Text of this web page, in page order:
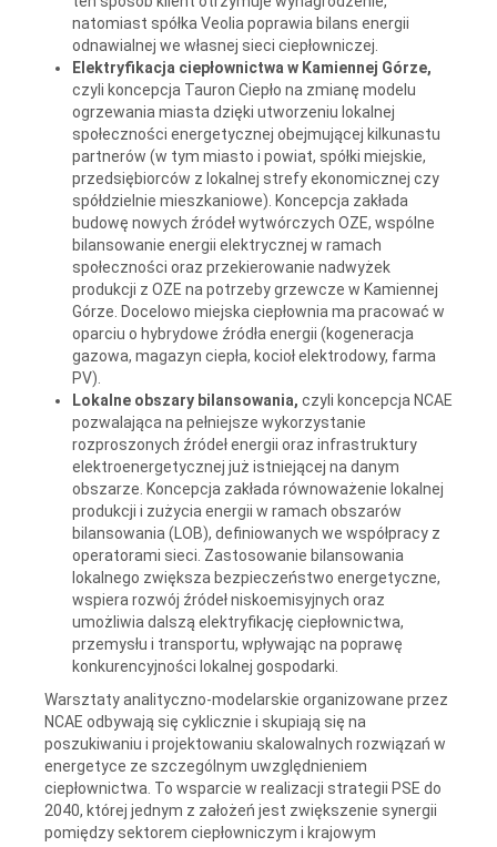
natomiast spółka Veolia poprawia bilans energii
odnawialnej we własnej sieci ciepłowniczej.
Elektryfikacja ciepłownictwa w Kamiennej Górze,
czyli koncepcja Tauron Ciepło na zmianę modelu
ogrzewania miasta dzięki utworzeniu lokalnej
społeczności energetycznej obejmującej kilkunastu
partnerów (w tym miasto i powiat, spółki miejskie,
przedsiębiorców z lokalnej strefy ekonomicznej czy
spółdzielnie mieszkaniowe). Koncepcja zakłada
budowę nowych źródeł wytwórczych OZE, wspólne
bilansowanie energii elektrycznej w ramach
społeczności oraz przekierowanie nadwyżek
produkcji z OZE na potrzeby grzewcze w Kamiennej
Górze. Docelowo miejska ciepłownia ma pracować w
oparciu o hybrydowe źródła energii (kogeneracja
gazowa, magazyn ciepła, kocioł elektrodowy, farma
PV).
Lokalne obszary bilansowania, czyli koncepcja NCAE
pozwalająca na pełniejsze wykorzystanie
rozproszonych źródeł energii oraz infrastruktury
elektroenergetycznej już istniejącej na danym
obszarze. Koncepcja zakłada równoważenie lokalnej
produkcji i zużycia energii w ramach obszarów
bilansowania (LOB), definiowanych we współpracy z
operatorami sieci. Zastosowanie bilansowania
lokalnego zwiększa bezpieczeństwo energetyczne,
wspiera rozwój źródeł niskoemisyjnych oraz
umożliwia dalszą elektryfikację ciepłownictwa,
przemysłu i transportu, wpływając na poprawę
konkurencyjności lokalnej gospodarki.
Warsztaty analityczno-modelarskie organizowane przez
NCAE odbywają się cyklicznie i skupiają się na
poszukiwaniu i projektowaniu skalowalnych rozwiązań w
energetyce ze szczególnym uwzględnieniem
ciepłownictwa. To wsparcie w realizacji strategii PSE do
2040, której jednym z założeń jest zwiększenie synergii
pomiędzy sektorem ciepłowniczym i krajowym